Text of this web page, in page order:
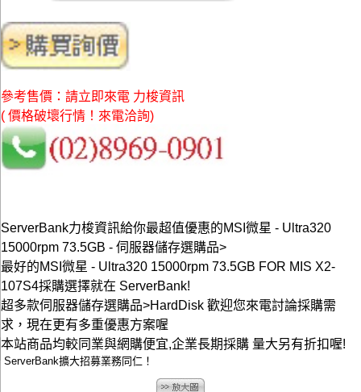
參考售價：請立即來電 力梭資訊
( 價格破壞行情！來電洽詢)
ServerBank力梭資訊給你最超值優惠的MSI微星 - Ultra320
15000rpm 73.5GB - 伺服器儲存選購品>
最好的MSI微星 - Ultra320 15000rpm 73.5GB FOR MIS X2-
107S4採購選擇就在 ServerBank!
超多款伺服器儲存選購品>HardDisk 歡迎您來電討論採購需
求，現在更有多重優惠方案喔
本站商品均較同業與網購便宜,企業長期採購 量大另有折扣喔!
ServerBank擴大招募業務同仁！